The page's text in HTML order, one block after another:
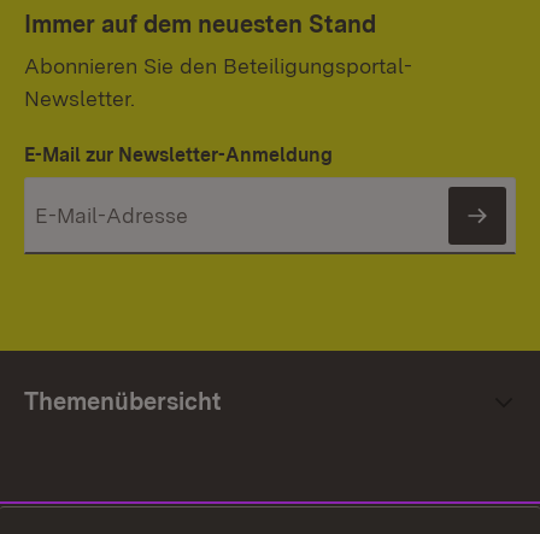
Immer auf dem neuesten Stand
Abonnieren Sie den Beteiligungsportal-
Newsletter.
E-Mail zur Newsletter-Anmeldung
Themenübersicht